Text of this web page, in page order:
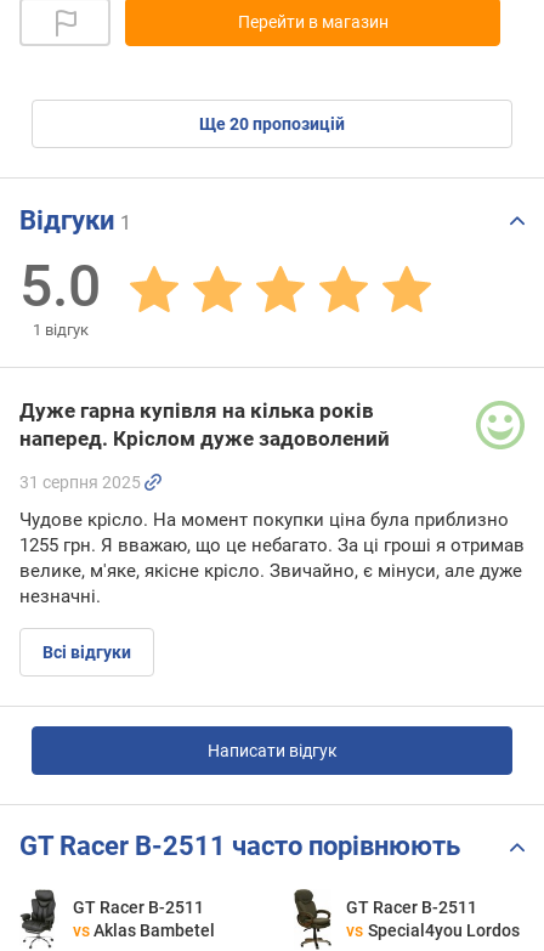
Перейти в магазин
ще20пропозицій
Відгуки 1
5.0
1 відгук
Дуже гарна купівля на кілька років
наперед. Кріслом дуже задоволений
31 серпня 2025
Чудове крісло. На момент покупки ціна була приблизно
1255 грн. Я вважаю, що це небагато. За ці гроші я отримав
велике, м'яке, якісне крісло. Звичайно, є мінуси, але дуже
незначні.
Всі відгуки
Написати відгук
GT Racer B-2511 часто порівнюють
GT Racer B-2511
vs Aklas Bambetel
GT Racer B-2511
vs Special4you Lordos